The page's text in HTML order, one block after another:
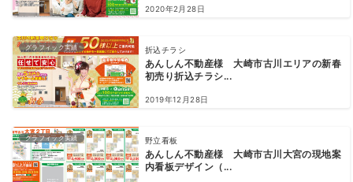
2020年2月28日
グラフィック実績 折込チラシ
あんしん不動産様 大崎市古川エリアの新春
初売り折込チラシ...
2019年12月28日
グラフィック実績 野立看板
あんしん不動産様 大崎市古川大宮の現地案
内看板デザイン（...